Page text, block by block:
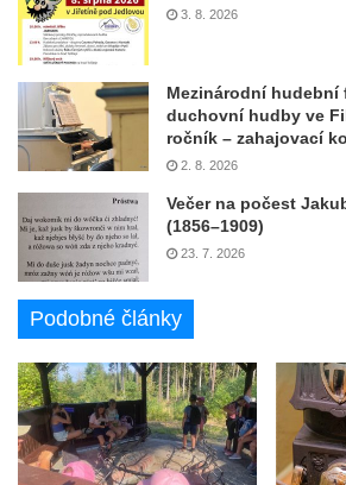
3. 8. 2026
Mezinárodní
duchovní hudby ve
ročník – zahajovací
2. 8. 2026
Večer na počest
(1856–1909)
23. 7. 2026
Podobné články